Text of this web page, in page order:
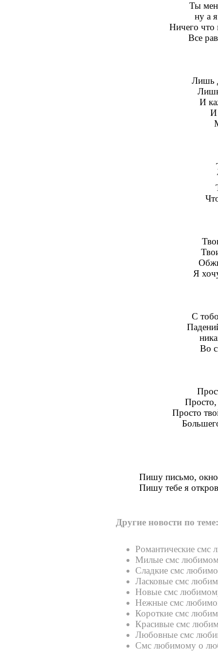
Ты
ну а
Ничего что
Все
Лишь
И
И
Я
С
Во
Просто,
Просто
Пишу письмо, окно
Пишу тебе я
Другие новости по теме:
Романтические смс
Милые смс
Сладкие смс
Ласковые смс
Новые смс
Нежные смс
Короткие смс
Красивые смс
Любовные смс
Смс любимому о